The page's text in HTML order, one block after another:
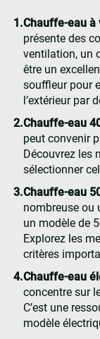
Chauffe-eau à
présente des
ventilation, un
être un
souffleur pour
l’extérieur par
Chauffe-eau
peut convenir
Découvrez les
sélectionner
Chauffe-eau
nombreuse ou
un modèle de
Explorez les
critères
Chauffe-eau
concentre sur
C’est une
modèle